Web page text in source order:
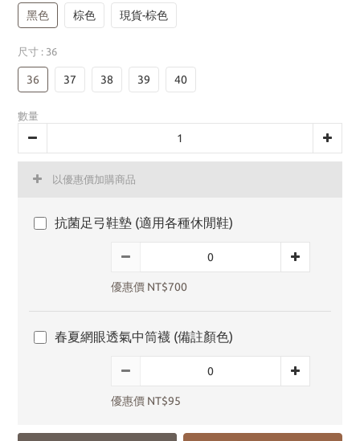
黑色 棕色 現貨-棕色
尺寸 : 36
36 37 38 39 40
數量
以優惠價加購商品
抗菌足弓鞋墊 (適用各種休閒鞋)
優惠價 NT$700
春夏網眼透氣中筒襪 (備註顏色)
優惠價 NT$95